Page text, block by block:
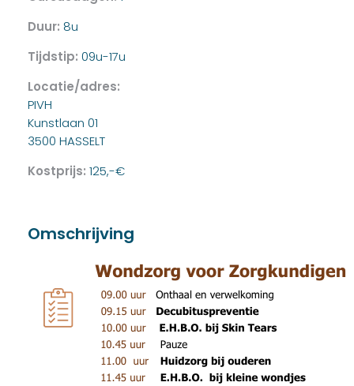
Duur: 8u
Tijdstip: 09u-17u
Locatie/adres:
PIVH
Kunstlaan 01
3500 HASSELT
Kostprijs: 125,-€
Omschrijving